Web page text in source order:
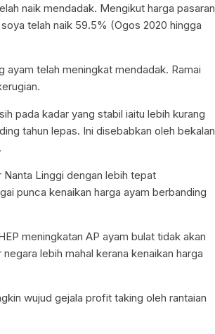
naik mendadak. Mengikut harga pasaran
telah naik 59.5% (Ogos 2020 hingga
telah meningkat mendadak. Ramai
pada kadar yang stabil iaitu lebih kurang
tahun lepas. Ini disebabkan oleh bekalan
Linggi dengan lebih tepat
punca kenaikan harga ayam berbanding
meningkatan AP ayam bulat tidak akan
lebih mahal kerana kenaikan harga
wujud gejala profit taking oleh rantaian